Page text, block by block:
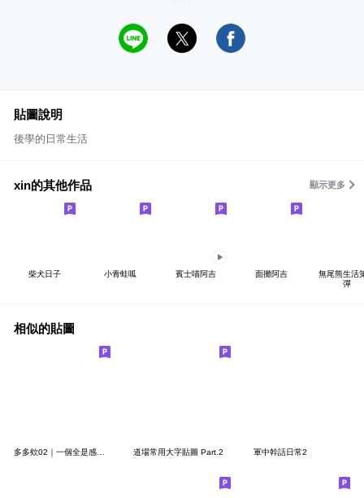
貼圖說明
後學的日常生活
xin的其他作品 顯示更多
柴犬日子 小青蛙呱 賓士喵阿吉 面攤阿吉
無尾熊生活
彈
相似的貼圖
多多欸02｜一個全是感謝的貼圖 道場常用大字貼圖 Part.2 軍中幹話日常2